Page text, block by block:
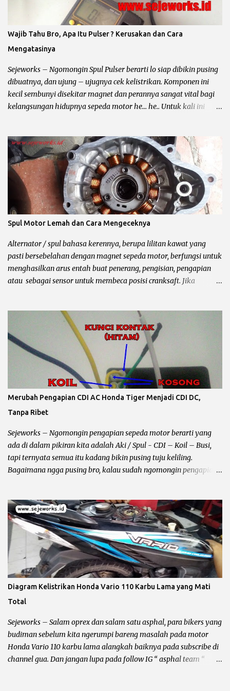
langsung saja kita ke pokok bahas. Sistem Penerangan dan
Pengisian Sepeda Motor : Pada rangkaian pengisian (arus accu)
dan penerangan (lampu utama) sepeda motor dibagi menjadi
yaitu : Penerangan AC / Arus Bolak – Balik Untuk jenis
penerengan AC hampir diterapkan pada semua sepeda motor
karburator yang mempunyai CC kecil atau dibawah 150cc. Ciri –
Ciri Penerangan...
Wajib Tahu Bro, Apa Itu Pulser ? Kerusakan dan Cara
Mengatasinya
Sejeworks – Ngomongin Spul Pulser berarti lo siap dibikin pusing
dibuatnya, dan ujung – ujugnya cek kelistrikan. Komponen ini
kecil sembunyi disekitar magnet dan perannya sangat vital bagi
kelangsungan hidupnya sepeda motor he... he.. Untuk kali ini
minta di lem biru ?. Biar lebih jelas baca sampai kelar ya bro,
kalau bingung komen aja di tempatnya yusuf dan subscribe ya..
Fungsi dan Pengertian Pulser Motor Pulser atau pick up coil alias
spul pulser dan masih banyak lagi sebutannya adalah komponen
yang berfungsi untuk menentukan waktu pengapian kepada CDI
(Capasitor Discharge Ignition) atau ECU (Engine Control Unit)
dengan cara mengirimkan sinyal ke SCR, kemudian
memerintahkan SCR untuk membuka kapasitor dan
melepaskannya. Bahasa bengkelnya begini bro, pulser
mengirimkan sinyal ke CDI untuk memercikan api di busi, setelah
tonjolan magnet melewatinya seb...
Spul Motor Lemah dan Cara Mengeceknya
Alternator / spul bahasa kerennya, berupa lilitan kawat yang
pasti bersebelahan dengan magnet sepeda motor, berfungsi untuk
menghasilkan arus entah buat penerang, pengisian, pengapian
atau sebagai sensor untuk membeca posisi cranksaft. Jika
akhirnya perlu kick starter / engkol sampai keluar keringat
segede jagung dan mantepnya lagi sampai pakai bensin campur….
Ya campur dorong maksudnya... he….. Ini contoh gambarnya spul
Jupiter mx , masih ok… Beberapa kerusakan pada spull sepeda
motor : Spul pengisian Pada umumnya kabel berwarna putih,
kalau spul ini rusak atau terbakar maka pengaruhnya aki akan
ngedrop sampai habis 2 -3 kali, bahkan kalau ganti kiprok pun
akan tetap sama Karena problemnya ada pada lilitan spul. Cara
mengeceknya bisa dilihat kondisi fisik biasanya terbakar, atau
lilitan kawat putus, untuk pengecekan secara akurat tanpa
bongkar...
Merubah Pengapian CDI AC Honda Tiger Menjadi CDI DC,
Tanpa Ribet
Sejeworks – Ngomongin pengapian sepeda motor berarti yang
ada di dalam pikiran kita adalah Aki / Spul - CDI – Koil – Busi,
tapi ternyata semua itu kadang bikin pusing tuju keliling.
Bagaimana ngga pusing bro, kalau sudah ngomongin pengapian
lebih jauh harus diingat hal yang lagi dibahas itu masalah
pengapian bukan penerangan, karena kadang ada bro yang
bingung jadi gua perjelas dan pertajam setajam silet baru beli.
Pengapian berhubungan dengan CDI dan busi sementara
penerangan berhubungan dengan kiprok dan lampu depan. Jalur
CDI Honda Megapro Primus atau Suzuki Shogun 110 Pengapian
Sepeda Motor Dibagi Menjadi 3 Yaitu : Pengapian AC (Alternative
Current) Pengapian AC alias CDI bolak – balik adalah pengapian
yang bersumber pada spul sebagai pemicu letikan api pada busi,
sehingga terjadi proses pembakaran bahan bakar di ruang bakar.
Kelebihan dari jenis CDI AC ...
Diagram Kelistrikan Honda Vario 110 Karbu Lama yang Mati
Total
Sejeworks – Salam oprex dan salam satu asphal, para bikers yang
budiman sebelum kita ngerumpi bareng masalah pada motor
Honda Vario 110 karbu lama alangkah baiknya pada subscribe di
channel gua. Dan jangan lupa pada follow IG “ asphal team “